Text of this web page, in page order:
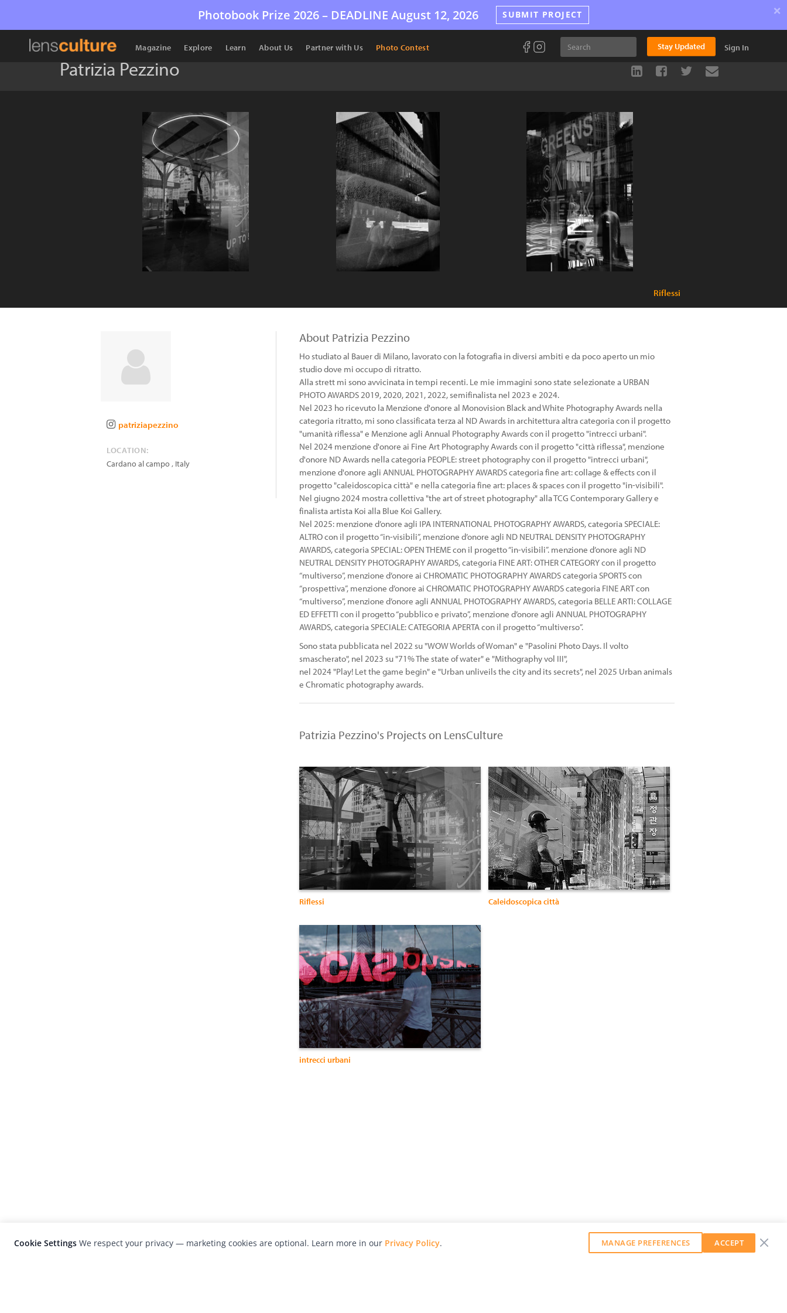
Photobook Prize 2026 – DEADLINE August 12, 2026 SUBMIT PROJECT ×
Magazine Explore Learn About Us Partner with Us Photo Contest Stay Updated Sign In
Patrizia Pezzino
Riflessi
patriziapezzino
LOCATION:
Cardano al campo , Italy
About Patrizia Pezzino
Ho studiato al Bauer di Milano, lavorato con la fotografia in diversi ambiti e da poco aperto un mio
studio dove mi occupo di ritratto.
Alla strett mi sono avvicinata in tempi recenti. Le mie immagini sono state selezionate a URBAN
PHOTO AWARDS 2019, 2020, 2021, 2022, semifinalista nel 2023 e 2024.
Nel 2023 ho ricevuto la Menzione d'onore al Monovision Black and White Photography Awards nella
categoria ritratto, mi sono classificata terza al ND Awards in architettura altra categoria con il progetto
"umanità riflessa" e Menzione agli Annual Photography Awards con il progetto "intrecci urbani".
Nel 2024 menzione d'onore ai Fine Art Photography Awards con il progetto "città riflessa", menzione
d'onore ND Awards nella categoria PEOPLE: street photography con il progetto "intrecci urbani",
menzione d'onore agli ANNUAL PHOTOGRAPHY AWARDS categoria fine art: collage & effects con il
progetto "caleidoscopica città" e nella categoria fine art: places & spaces con il progetto "in-visibili".
Nel giugno 2024 mostra collettiva "the art of street photography" alla TCG Contemporary Gallery e
finalista artista Koi alla Blue Koi Gallery.
Nel 2025: menzione d’onore agli IPA INTERNATIONAL PHOTOGRAPHY AWARDS, categoria SPECIALE:
ALTRO con il progetto “in-visibili”, menzione d’onore agli ND NEUTRAL DENSITY PHOTOGRAPHY
AWARDS, categoria SPECIAL: OPEN THEME con il progetto “in-visibili”. menzione d’onore agli ND
NEUTRAL DENSITY PHOTOGRAPHY AWARDS, categoria FINE ART: OTHER CATEGORY con il progetto
“multiverso”, menzione d’onore ai CHROMATIC PHOTOGRAPHY AWARDS categoria SPORTS con
“prospettiva”, menzione d’onore ai CHROMATIC PHOTOGRAPHY AWARDS categoria FINE ART con
“multiverso”, menzione d’onore agli ANNUAL PHOTOGRAPHY AWARDS, categoria BELLE ARTI: COLLAGE
ED EFFETTI con il progetto “pubblico e privato”, menzione d’onore agli ANNUAL PHOTOGRAPHY
AWARDS, categoria SPECIALE: CATEGORIA APERTA con il progetto “multiverso”.
Sono stata pubblicata nel 2022 su "WOW Worlds of Woman" e "Pasolini Photo Days. Il volto
smascherato", nel 2023 su "71% The state of water" e "Mithography vol III",
nel 2024 "Play! Let the game begin" e "Urban unliveils the city and its secrets", nel 2025 Urban animals
e Chromatic photography awards.
Patrizia Pezzino's Projects on LensCulture
Riflessi Caleidoscopica città
intrecci urbani
Cookie Settings We respect your privacy — marketing cookies are optional. Learn more in our Privacy Policy. MANAGE PREFERENCES ACCEPT